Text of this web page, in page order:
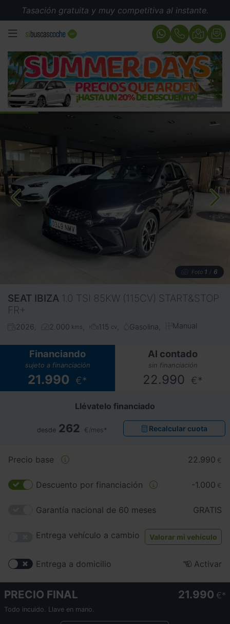
Tasación gratuita y muy competitiva al instante.
MENÚ
Foto 1 / 6
SEAT IBIZA 1.0 TSI 85KW (115CV) START&STOP
FR+
2026 2.000 kms 115 cv Gasolina Manual
Financiando
sujeto a financiación
21.990 €*
Al contado
sin financiación
22.990 €*
Llévatelo financiado
desde 262 €/mes* Recalcular cuota
Precio base 22.990 €
Descuento por financiación -1.000 €
Garantía nacional de 60 meses GRATIS
Entrega vehículo a cambio Valorar mi vehículo
Entrega a domicilio Activar
PRECIO FINAL 21.990 €
Todo incuido. Llave en mano.